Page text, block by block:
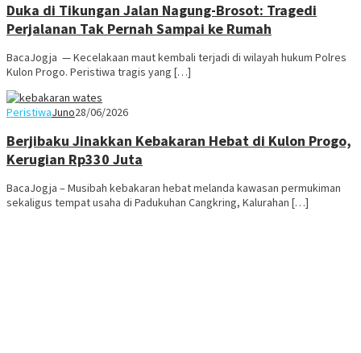
Duka di Tikungan Jalan Nagung-Brosot: Tragedi
Perjalanan Tak Pernah Sampai ke Rumah
BacaJogja — Kecelakaan maut kembali terjadi di wilayah hukum Polres
Kulon Progo. Peristiwa tragis yang […]
PeristiwaJuno28/06/2026
Berjibaku Jinakkan Kebakaran Hebat di Kulon Progo,
Kerugian Rp330 Juta
BacaJogja – Musibah kebakaran hebat melanda kawasan permukiman
sekaligus tempat usaha di Padukuhan Cangkring, Kalurahan […]